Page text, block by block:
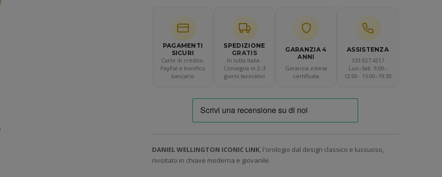
PAGAMENTI
SICURI
Carte di credito,
PayPal e bonifico
bancario
SPEDIZIONE
GRATIS
In tutta Italia ·
Consegna in 2–3
giorni lavorativi
GARANZIA4
ANNI
Garanzia estesa
certificata
ASSISTENZA
333.927.4217
Lun–Sab 9:00–
12:00 · 15:00–19:30
DANIEL WELLINGTON ICONIC LINK, l'orologio dal design classico e lussuoso,
rivisitato in chiave moderna e giovanile.